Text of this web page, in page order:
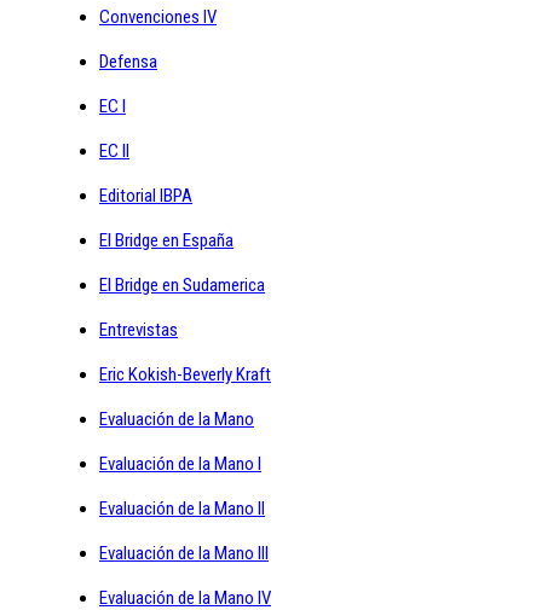
Convenciones IV
Defensa
EC I
EC II
Editorial IBPA
El Bridge en España
El Bridge en Sudamerica
Entrevistas
Eric Kokish-Beverly Kraft
Evaluación de la Mano
Evaluación de la Mano I
Evaluación de la Mano II
Evaluación de la Mano III
Evaluación de la Mano IV